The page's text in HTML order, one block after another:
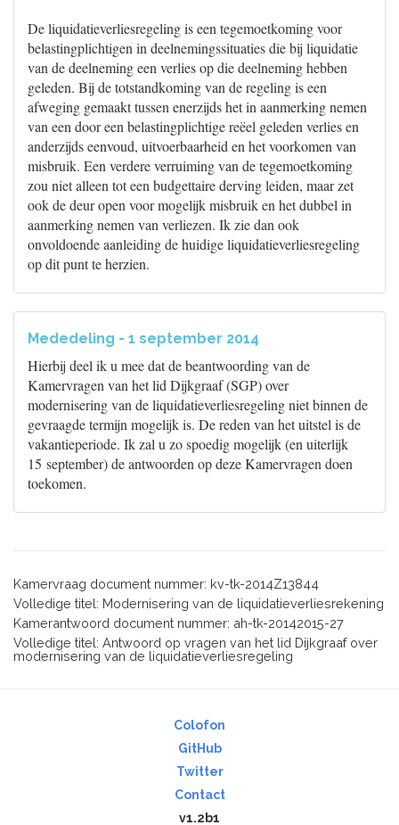
De liquidatieverliesregeling is een tegemoetkoming voor
belastingplichtigen in deelnemingssituaties die bij liquidatie
van de deelneming een verlies op die deelneming hebben
geleden. Bij de totstandkoming van de regeling is een
afweging gemaakt tussen enerzijds het in aanmerking nemen
van een door een belastingplichtige reëel geleden verlies en
anderzijds eenvoud, uitvoerbaarheid en het voorkomen van
misbruik. Een verdere verruiming van de tegemoetkoming
zou niet alleen tot een budgettaire derving leiden, maar zet
ook de deur open voor mogelijk misbruik en het dubbel in
aanmerking nemen van verliezen. Ik zie dan ook
onvoldoende aanleiding de huidige liquidatieverliesregeling
op dit punt te herzien.
Mededeling - 1 september 2014
Hierbij deel ik u mee dat de beantwoording van de
Kamervragen van het lid Dijkgraaf (SGP) over
modernisering van de liquidatieverliesregeling niet binnen de
gevraagde termijn mogelijk is. De reden van het uitstel is de
vakantieperiode. Ik zal u zo spoedig mogelijk (en uiterlijk
15 september) de antwoorden op deze Kamervragen doen
toekomen.
Kamervraag document nummer: kv-tk-2014Z13844
Volledige titel: Modernisering van de liquidatieverliesrekening
Kamerantwoord document nummer: ah-tk-20142015-27
Volledige titel: Antwoord op vragen van het lid Dijkgraaf over
modernisering van de liquidatieverliesregeling
Colofon
GitHub
Twitter
Contact
v1.2b1